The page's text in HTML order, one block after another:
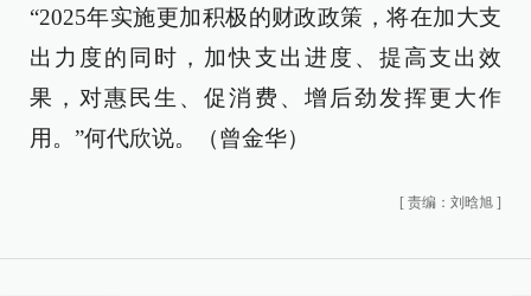
“2025年实施更加积极的财政政策，将在加大支
出力度的同时，加快支出进度、提高支出效
果，对惠民生、促消费、增后劲发挥更大作
用。”何代欣说。（曾金华）
[ 责编：刘晗旭 ]